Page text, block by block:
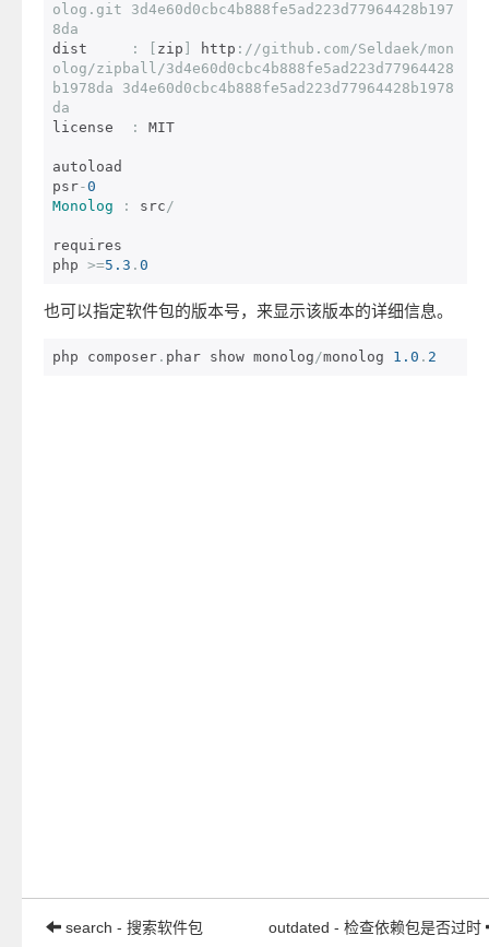
olog.git 3d4e60d0cbc4b888fe5ad223d77964428b197
8da
dist
: zip http : //github.com/Seldaek/mon
olog/zipball/3d4e60d0cbc4b888fe5ad223d77964428
b1978da 3d4e60d0cbc4b888fe5ad223d77964428b1978
da
license
: MIT
autoload
psr-0
Monolog
: src /
requires
php >=5.3 . 0
也可以指定软件包的版本号，来显示该版本的详细信息。
php composer . phar show monolog /monolog 1.0 . 2
search - 搜索软件包 outdated - 检查依赖包是否过时